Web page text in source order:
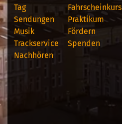
Tag
Sendungen
Musik
Trackservice
Nachhören
Fahrscheinkurs
Praktikum
Fördern
Spenden